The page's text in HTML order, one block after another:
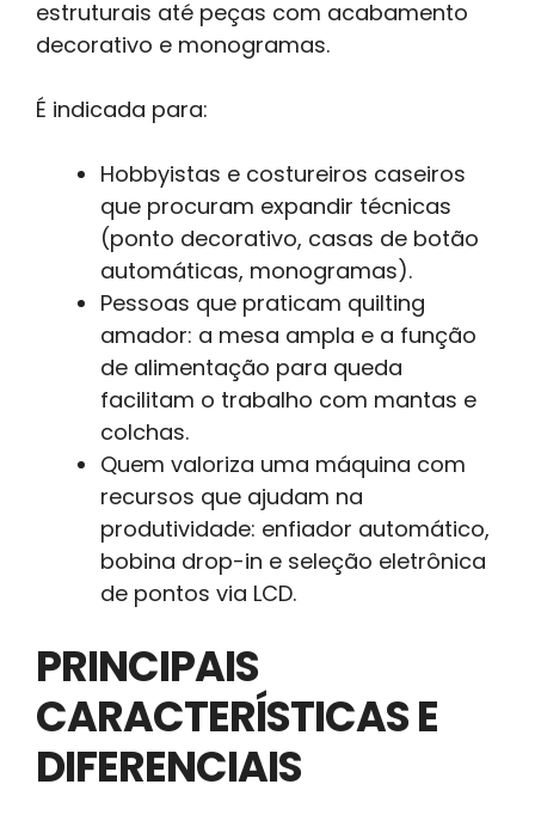
estruturais até peças com acabamento
decorativo e monogramas.
É indicada para:
Hobbyistas e costureiros caseiros
que procuram expandir técnicas
(ponto decorativo, casas de botão
automáticas, monogramas).
Pessoas que praticam quilting
amador: a mesa ampla e a função
de alimentação para queda
facilitam o trabalho com mantas e
colchas.
Quem valoriza uma máquina com
recursos que ajudam na
produtividade: enfiador automático,
bobina drop-in e seleção eletrônica
de pontos via LCD.
PRINCIPAIS
CARACTERÍSTICAS E
DIFERENCIAIS